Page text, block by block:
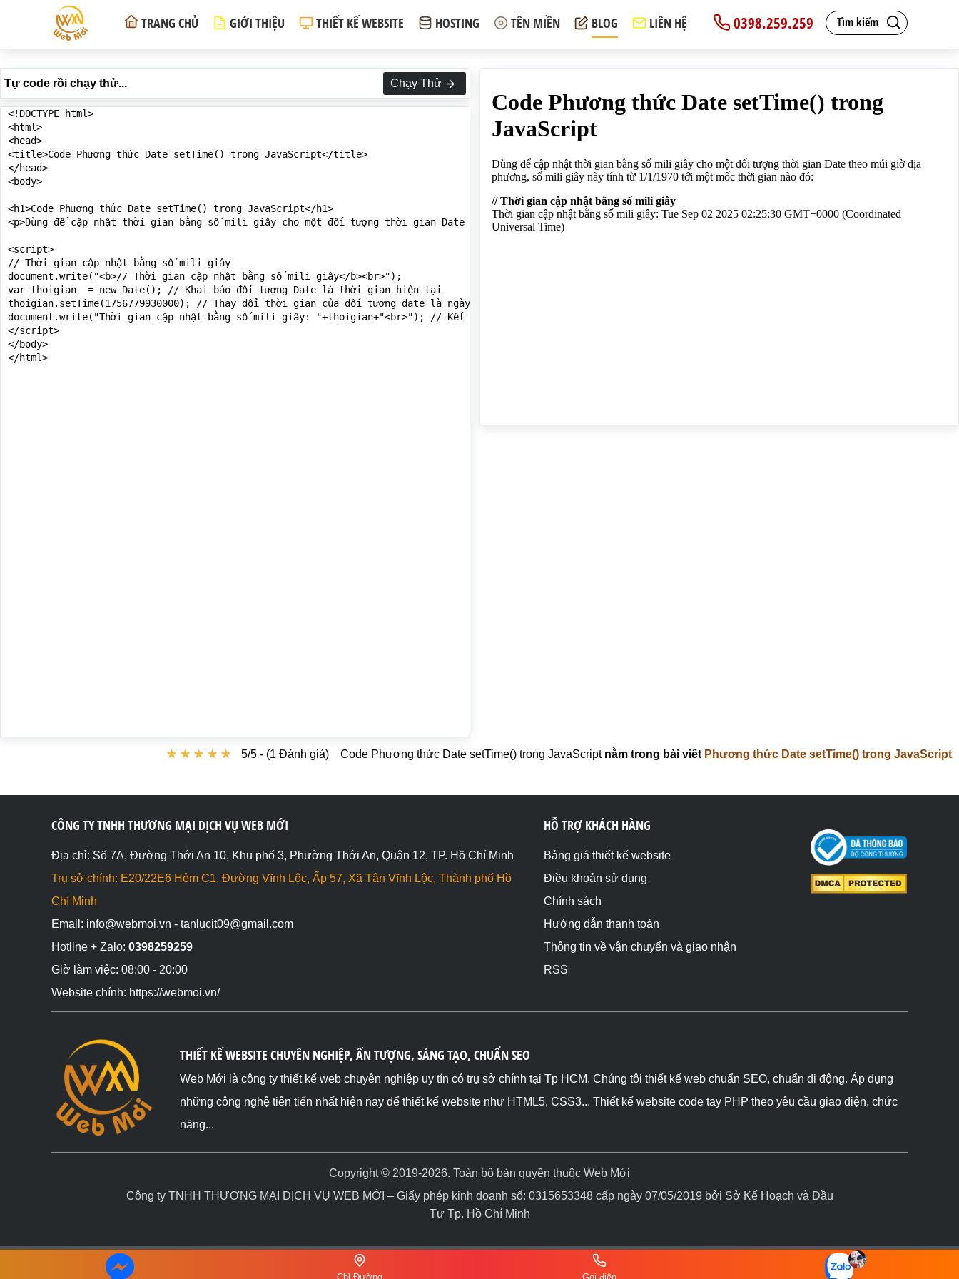
Tìm kiếm
0398.259.259
TRANG CHỦ GIỚI THIỆU THIẾT KẾ WEBSITE HOSTING TÊN MIỀN BLOG LIÊN HỆ
Tự code rồi chạy thử... Chạy Thử
<!DOCTYPE html>
<html>
<head>
<title>Code Phương thức Date setTime() trong JavaScript</title>
</head>
<body>
<h1>Code Phương thức Date setTime() trong JavaScript</h1>
<p>Dùng để cập nhật thời gian bằng số mili giây cho một đối tượng thời gian Date theo múi giờ địa phương, số mili giây này tính từ 1/1/1970 tới một mốc thời gian nào
<script>
// Thời gian cập nhật bằng số mili giây
document.write("<b>// Thời gian cập nhật bằng số mili giây</b><br>");
var thoigian  = new Date(); // Khai báo đối tượng Date là thời gian hiện tại
thoigian.setTime(1756779930000); // Thay đổi thời gian của đối tượng date là ngày 2/9/2025, 9 giờ 25 phút 30 giây, thay bằng số mili giây
document.write("Thời gian cập nhật bằng số mili giây: "+thoigian+"<br>"); // Kết quả: Tue Sep 02 2025 09:25:30 GMT+0700 (Giờ Đông Dương)
</script>
</body>
</html>
Code Phương thức Date setTime() trong JavaScript nằm trong bài viết Phương thức Date setTime() trong JavaScript
★ ★ ★ ★ ★
★ ★ ★ ★ ★ 5/5 - (1 Đánh giá)
CÔNG TY TNHH THƯƠNG MẠI DỊCH VỤ WEB MỚI
Địa chỉ: Số 7A, Đường Thới An 10, Khu phố 3, Phường Thới An, Quận 12, TP. Hồ Chí Minh
Trụ sở chính: E20/22E6 Hẻm C1, Đường Vĩnh Lộc, Ấp 57, Xã Tân Vĩnh Lộc, Thành phố Hồ
Chí Minh
Email: info@webmoi.vn - tanlucit09@gmail.com
Hotline + Zalo: 0398259259
Giờ làm việc: 08:00 - 20:00
Website chính: https://webmoi.vn/
HỖ TRỢ KHÁCH HÀNG
Bảng giá thiết kế website
Điều khoản sử dụng
Chính sách
Hướng dẫn thanh toán
Thông tin về vận chuyển và giao nhận
RSS
THIẾT KẾ WEBSITE CHUYÊN NGHIỆP, ẤN TƯỢNG, SÁNG TẠO, CHUẨN SEO
Web Mới là công ty thiết kế web chuyên nghiệp uy tín có trụ sở chính tại Tp HCM. Chúng tôi thiết kế web chuẩn SEO, chuẩn di động. Áp dụng
những công nghệ tiên tiến nhất hiện nay để thiết kế website như HTML5, CSS3... Thiết kế website code tay PHP theo yêu cầu giao diện, chức
năng...
Copyright © 2019-2026. Toàn bộ bản quyền thuộc Web Mới
Công ty TNHH THƯƠNG MẠI DỊCH VỤ WEB MỚI – Giấy phép kinh doanh số: 0315653348 cấp ngày 07/05/2019 bởi Sở Kế Hoạch và Đầu
Tư Tp. Hồ Chí Minh